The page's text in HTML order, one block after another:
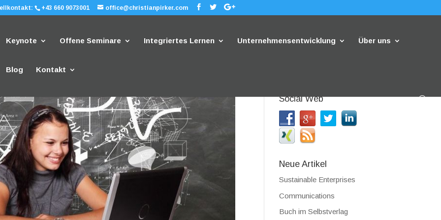
+43 660 9073001 office@christianpirker.com
Keynote Offene Seminare Integriertes Lernen Unternehmensentwicklung Über uns
Blog Kontakt
Social Web
Neue Artikel
Sustainable Enterprises
Communications
Buch im Selbstverlag